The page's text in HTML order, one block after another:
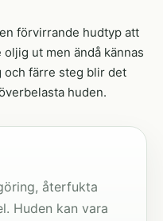
förvirrande hudtyp att
ut men ändå kännas
färre steg blir det
huden.
återfukta
Huden kan vara